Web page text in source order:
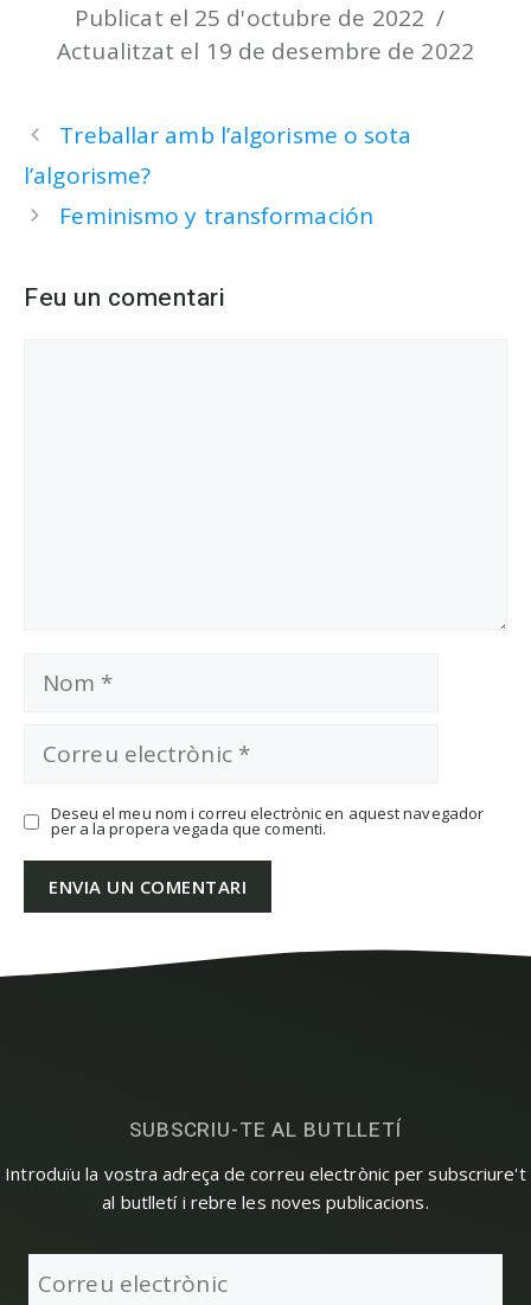
Actualitzat el 19 de desembre de 2022
Publicat el 25 d'octubre de 2022
Treballar amb l’algorisme o sota
l’algorisme?
Feminismo y transformación
Feu un comentari
Nom
Correu
Deseu el meu nom i correu electrònic en aquest navegador
per a la propera vegada que comenti.
SUBSCRIU-TE AL BUTLLETÍ
Introduïu la vostra adreça de correu electrònic per subscriure't
al butlletí i rebre les noves publicacions.